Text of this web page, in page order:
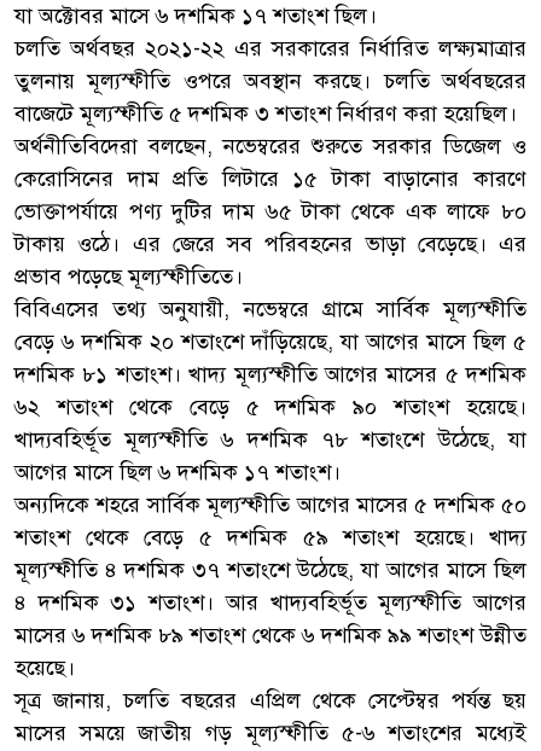
যা অক্টোবর মাসে ৬ দশমিক ১৭ শতাংশ ছিল।
চলতি অর্থবছর ২০২১-২২ এর সরকারের নির্ধারিত লক্ষ্যমাত্রার
তুলনায় মূল্যস্ফীতি ওপরে অবস্থান করছে। চলতি অর্থবছরের
বাজেটে মূল্যস্ফীতি ৫ দশমিক ৩ শতাংশ নির্ধারণ করা হয়েছিল।
অর্থনীতিবিদেরা বলছেন, নভেম্বরের শুরুতে সরকার ডিজেল ও
কেরোসিনের দাম প্রতি লিটারে ১৫ টাকা বাড়ানোর কারণে
ভোক্তাপর্যায়ে পণ্য দুটির দাম ৬৫ টাকা থেকে এক লাফে ৮০
টাকায় ওঠে। এর জেরে সব পরিবহনের ভাড়া বেড়েছে। এর
প্রভাব পড়েছে মূল্যস্ফীতিতে।
বিবিএসের তথ্য অনুযায়ী, নভেম্বরে গ্রামে সার্বিক মূল্যস্ফীতি
বেড়ে ৬ দশমিক ২০ শতাংশে দাঁড়িয়েছে, যা আগের মাসে ছিল ৫
দশমিক ৮১ শতাংশ। খাদ্য মূল্যস্ফীতি আগের মাসের ৫ দশমিক
৬২ শতাংশ থেকে বেড়ে ৫ দশমিক ৯০ শতাংশ হয়েছে।
খাদ্যবহির্ভূত মূল্যস্ফীতি ৬ দশমিক ৭৮ শতাংশে উঠেছে, যা
আগের মাসে ছিল ৬ দশমিক ১৭ শতাংশ।
অন্যদিকে শহরে সার্বিক মূল্যস্ফীতি আগের মাসের ৫ দশমিক ৫০
শতাংশ থেকে বেড়ে ৫ দশমিক ৫৯ শতাংশ হয়েছে। খাদ্য
মূল্যস্ফীতি ৪ দশমিক ৩৭ শতাংশে উঠেছে, যা আগের মাসে ছিল
৪ দশমিক ৩১ শতাংশ। আর খাদ্যবহির্ভূত মূল্যস্ফীতি আগের
মাসের ৬ দশমিক ৮৯ শতাংশ থেকে ৬ দশমিক ৯৯ শতাংশ উন্নীত
হয়েছে।
সূত্র জানায়, চলতি বছরের এপ্রিল থেকে সেপ্টেম্বর পর্যন্ত ছয়
মাসের সময়ে জাতীয় গড় মূল্যস্ফীতি ৫-৬ শতাংশের মধ্যেই